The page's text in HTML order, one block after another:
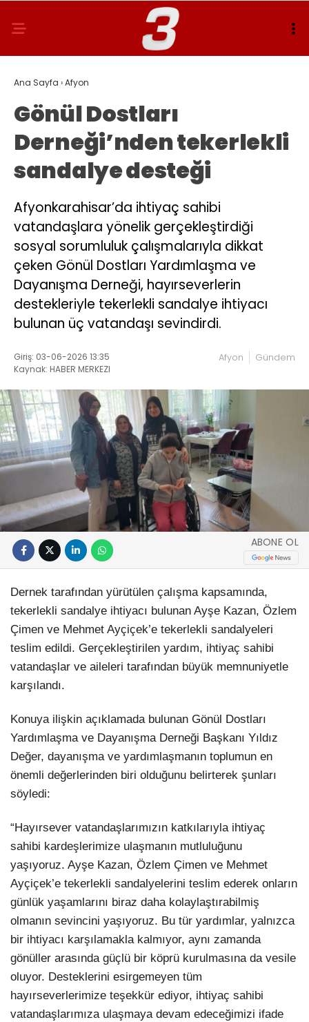
Ana Sayfa ›Afyon
Gönül Dostları
Derneği’nden tekerlekli
sandalye desteği
Afyonkarahisar’da ihtiyaç sahibi
vatandaşlara yönelik gerçekleştirdiği
sosyal sorumluluk çalışmalarıyla dikkat
çeken Gönül Dostları Yardımlaşma ve
Dayanışma Derneği, hayırseverlerin
destekleriyle tekerlekli sandalye ihtiyacı
bulunan üç vatandaşı sevindirdi.
Giriş: 03-06-2026 13:35
Kaynak: HABER MERKEZI
Afyon Gündem
ABONE OL
Dernek tarafından yürütülen çalışma kapsamında,
tekerlekli sandalye ihtiyacı bulunan Ayşe Kazan, Özlem
Çimen ve Mehmet Ayçiçek’e tekerlekli sandalyeleri
teslim edildi. Gerçekleştirilen yardım, ihtiyaç sahibi
vatandaşlar ve aileleri tarafından büyük memnuniyetle
karşılandı.
Konuya ilişkin açıklamada bulunan Gönül Dostları
Yardımlaşma ve Dayanışma Derneği Başkanı Yıldız
Değer, dayanışma ve yardımlaşmanın toplumun en
önemli değerlerinden biri olduğunu belirterek şunları
söyledi:
“Hayırsever vatandaşlarımızın katkılarıyla ihtiyaç
sahibi kardeşlerimize ulaşmanın mutluluğunu
yaşıyoruz. Ayşe Kazan, Özlem Çimen ve Mehmet
Ayçiçek’e tekerlekli sandalyelerini teslim ederek onların
günlük yaşamlarını biraz daha kolaylaştırabilmiş
olmanın sevincini yaşıyoruz. Bu tür yardımlar, yalnızca
bir ihtiyacı karşılamakla kalmıyor, aynı zamanda
gönüller arasında güçlü bir köprü kurulmasına da vesile
oluyor. Desteklerini esirgemeyen tüm
hayırseverlerimize teşekkür ediyor, ihtiyaç sahibi
vatandaşlarımıza ulaşmaya devam edeceğimizi ifade